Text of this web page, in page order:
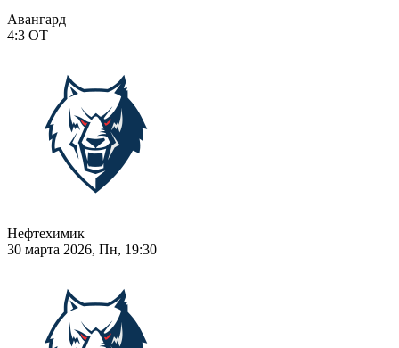
Авангард
4:3 ОТ
Нефтехимик
30 марта 2026, Пн, 19:30